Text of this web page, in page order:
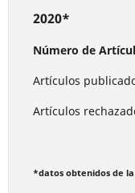
2020*
Número de
Artículos
Artículos
*datos obtenidos de